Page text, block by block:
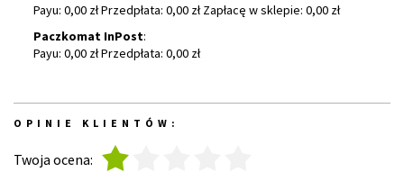
Payu: 0,00 zł Przedpłata: 0,00 zł Zapłacę w sklepie: 0,00 zł
Paczkomat InPost:
Payu: 0,00 zł Przedpłata: 0,00 zł
OPINIE KLIENTÓW:
Twoja ocena: